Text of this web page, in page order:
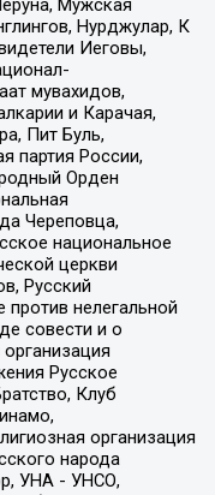
Мужская
Нурджулар, К
Иеговы,
мувахидов,
и Карачая,
Пит Буль,
партия России,
Орден
Череповца,
национальное
церкви
Русский
нелегальной
совести и о
Русское
Клуб
организация
народа
УНА - УНСО,